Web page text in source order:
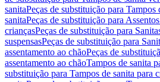
sanitaPeças de substituição para Tampos
sanitaPeças de substituição para
criançasPeças de substituição para
suspensasPeças de substituição para
assentamento ao chãoPeças de
assentamento ao chãoTampos de sanita
substituição para Tampos de sanita para